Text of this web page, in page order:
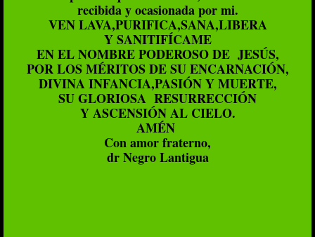
recibida y ocasionada por mi.
VEN LAVA,PURIFICA,SANA,LIBERA
Y SANITIFÍCAME
EN EL NOMBRE PODEROSO DE JESÚS,
POR LOS MÉRITOS DE SU ENCARNACIÓN,
DIVINA INFANCIA,PASIÓN Y MUERTE,
SU GLORIOSA RESURRECCIÓN
Y ASCENSIÓN AL CIELO.​
AMÉN
Con amor fraterno,
dr Negro Lantigua